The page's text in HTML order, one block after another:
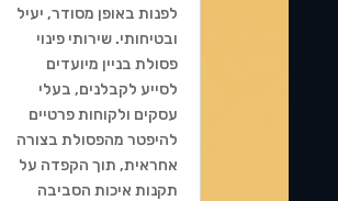
לפנות באופן מסודר, יעיל
ובטיחותי. שירותי פינוי
פסולת בניין מיועדים
לסייע לקבלנים, בעלי
עסקים ולקוחות פרטיים
להיפטר מהפסולת בצורה
אחראית, תוך הקפדה על
תקנות איכות הסביבה